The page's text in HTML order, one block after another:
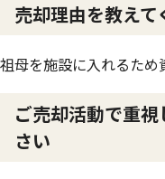
売却理由を教えて
祖母を施設に入れるため
ご売却活動で重
さい